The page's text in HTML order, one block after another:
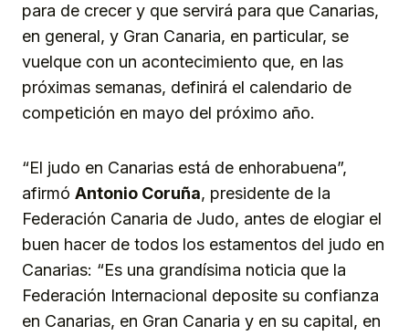
para de crecer y que servirá para que Canarias,
en general, y Gran Canaria, en particular, se
vuelque con un acontecimiento que, en las
próximas semanas, definirá el calendario de
competición en mayo del próximo año.
“El judo en Canarias está de enhorabuena”,
afirmó Antonio Coruña, presidente de la
Federación Canaria de Judo, antes de elogiar el
buen hacer de todos los estamentos del judo en
Canarias: “Es una grandísima noticia que la
Federación Internacional deposite su confianza
en Canarias, en Gran Canaria y en su capital, en